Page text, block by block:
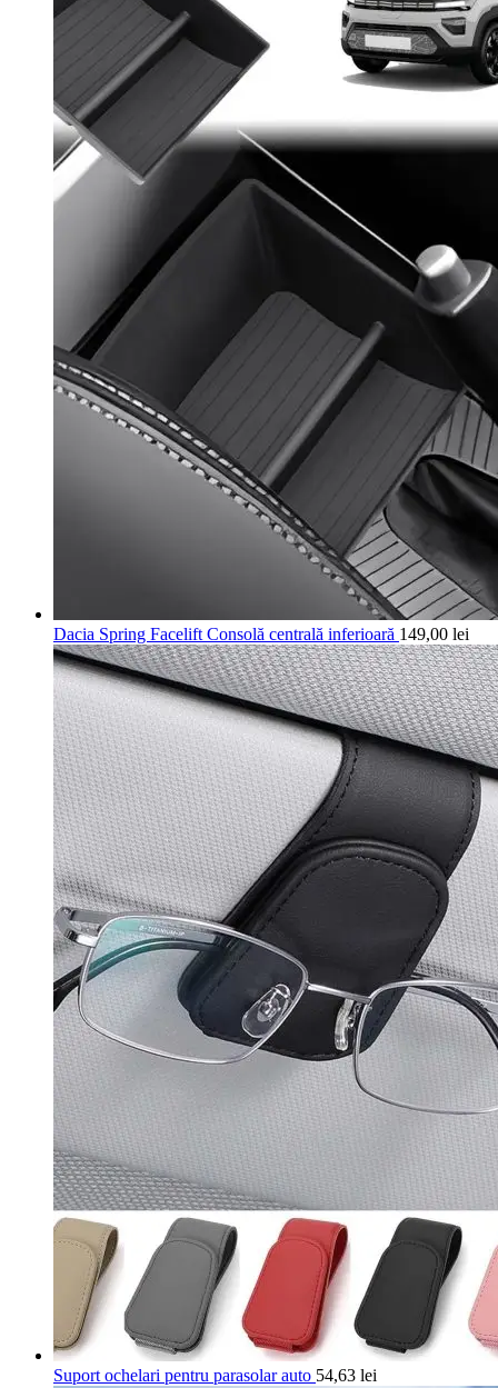
Dacia Spring Facelift Consolă centrală inferioară 149,00 lei
Suport ochelari pentru parasolar auto 54,63 lei